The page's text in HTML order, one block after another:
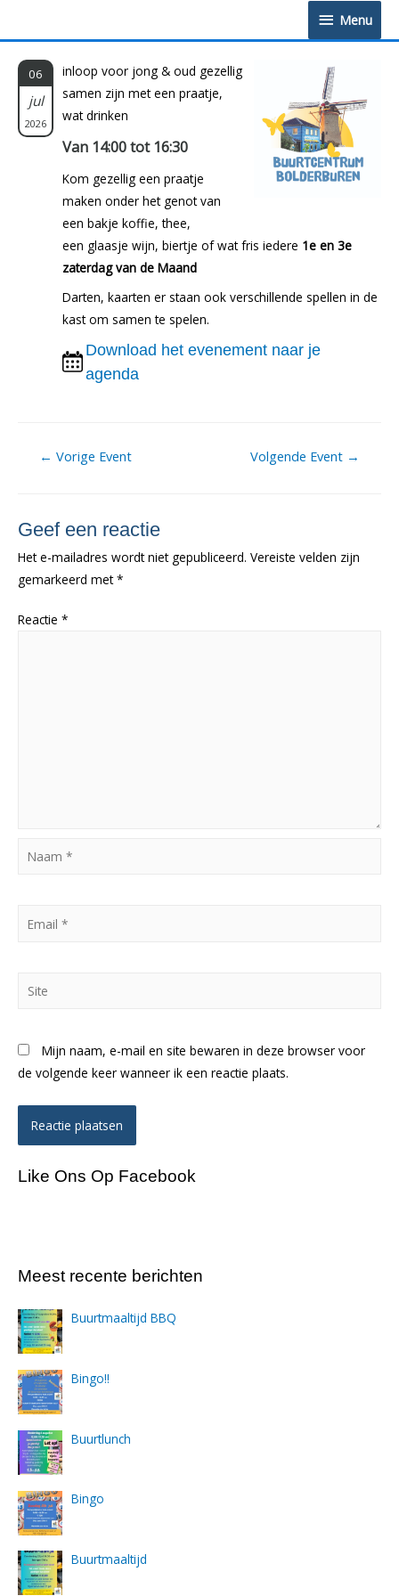
Menu
Menu
06
jul
2026
inloop voor jong & oud gezellig
samen zijn met een praatje,
wat drinken
Van 14:00 tot 16:30
Kom gezellig een praatje
maken onder het genot van
een bakje koffie, thee,
een glaasje wijn, biertje of wat fris iedere 1e en 3e
zaterdag van de Maand
Darten, kaarten er staan ook verschillende spellen in de
kast om samen te spelen.
Download het evenement naar je
agenda
Berichtnavigatie
← Vorige Event Volgende Event →
Geef een reactie
Het e-mailadres wordt niet gepubliceerd. Vereiste velden zijn
gemarkeerd met*
Reactie *
Naam
Mijn naam, e-mail en site bewaren in deze browser voor
de volgende keer wanneer ik een reactie plaats.
Like Ons Op Facebook
Meest recente berichten
Buurtmaaltijd BBQ
Bingo!!
Buurtlunch
Bingo
Buurtmaaltijd